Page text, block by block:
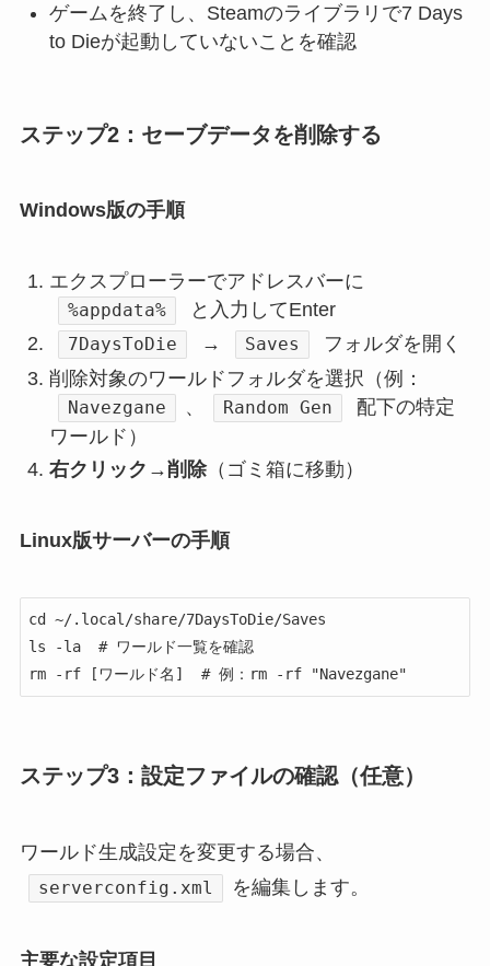
ゲームを終了し、Steamのライブラリで7 Days
to Dieが起動していないことを確認
ステップ2：セーブデータを削除する
Windows版の手順
エクスプローラーでアドレスバーに
%appdata% と入力してEnter
7DaysToDie → Saves
フォルダを開く
削除対象のワールドフォルダを選択（例：
Navezgane 、 Random Gen
配下の特定
ワールド）
右クリック→削除（ゴミ箱に移動）
Linux版サーバーの手順
cd ~/.local/share/7DaysToDie/Saves
ls -la  # ワールド一覧を確認
ステップ3：設定ファイルの確認（任意）
ワールド生成設定を変更する場合、
serverconfig.xml を編集します。
主要な設定項目